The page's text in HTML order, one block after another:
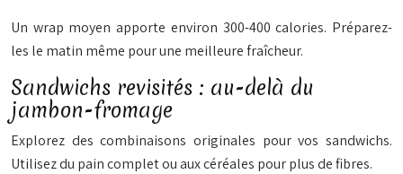
Un wrap moyen apporte environ 300-400 calories. Préparez-
les le matin même pour une meilleure fraîcheur.
Sandwichs revisités : au-delà du
jambon-fromage
Explorez des combinaisons originales pour vos sandwichs.
Utilisez du pain complet ou aux céréales pour plus de fibres.